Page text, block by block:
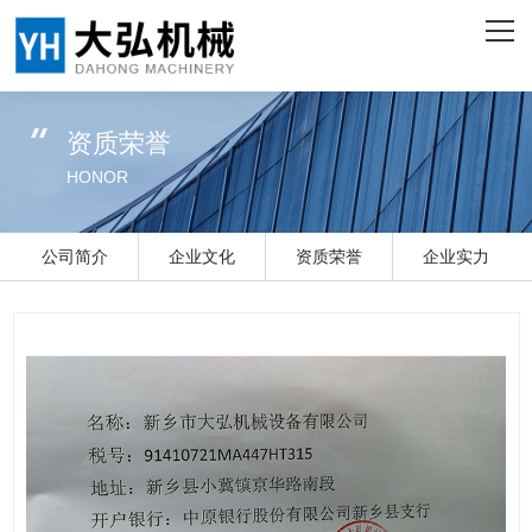
网站首页
关于我们
产品中心
ENGLISH
资质荣誉
HONOR
公司简介 企业文化 资质荣誉 企业实力